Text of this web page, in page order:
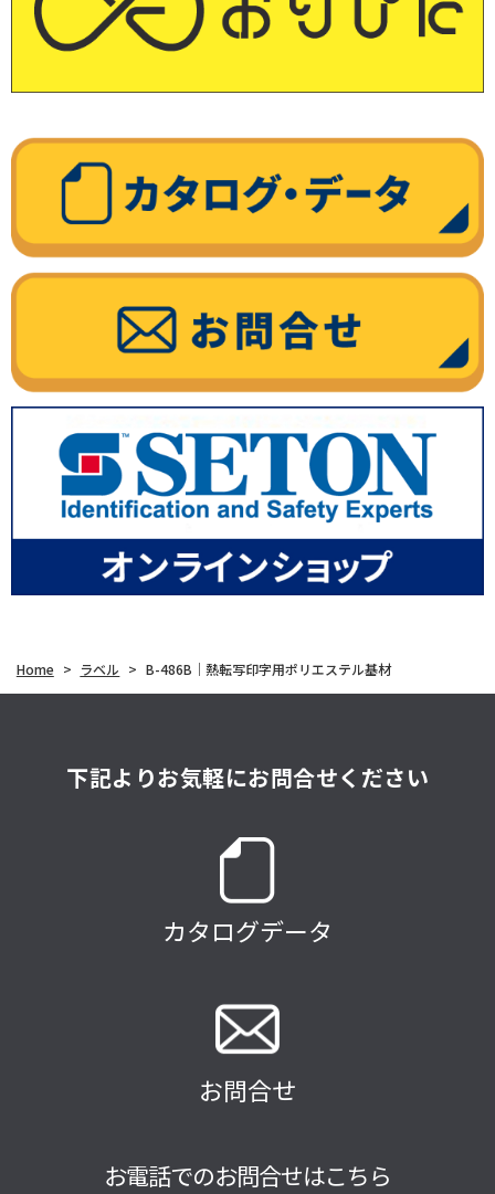
Home > ラベル > B-486B｜熱転写印字用ポリエステル基材
下記よりお気軽にお問合せください
カタログデータ
お問合せ
お電話でのお問合せはこちら